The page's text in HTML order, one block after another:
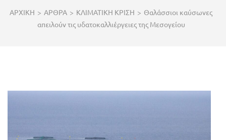
ΑΡΧΙΚΗ > ΑΡΘΡΑ > ΚΛΙΜΑΤΙΚΗ ΚΡΙΣΗ > Θαλάσσιοι καύσωνες
απειλούν τις υδατοκαλλιέργειες της Μεσογείου